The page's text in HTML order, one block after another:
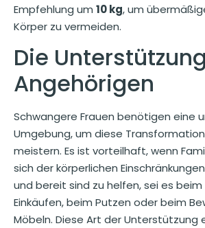
Empfehlung um 10 kg, um
Körper zu vermeiden.
Die
Angehörigen
Schwangere Frauen benötigen eine
Umgebung, um diese
meistern. Es ist vorteilhaft, wenn
sich der körperlichen
und bereit sind zu helfen, sei es beim
Einkäufen, beim Putzen oder beim
Möbeln. Diese Art der Unterstützung